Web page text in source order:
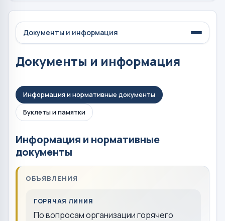
Документы и информация
Документы и информация
Информация и нормативные документы
Буклеты и памятки
Информация и нормативные
документы
ОБЪЯВЛЕНИЯ
ГОРЯЧАЯ ЛИНИЯ
По вопросам организации горячего